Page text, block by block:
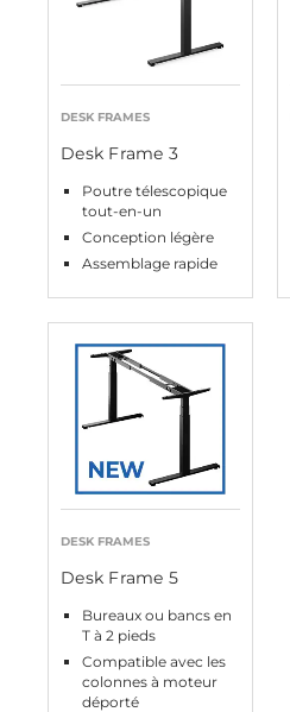
DESK FRAMES
Desk Frame 3
Poutre télescopique
tout-en-un
Conception légère
Assemblage rapide
DESK FRAMES
Desk Frame 5
Bureaux ou bancs en
T à 2 pieds
Compatible avec les
colonnes à moteur
déporté